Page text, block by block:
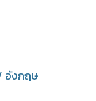
อังกฤษ